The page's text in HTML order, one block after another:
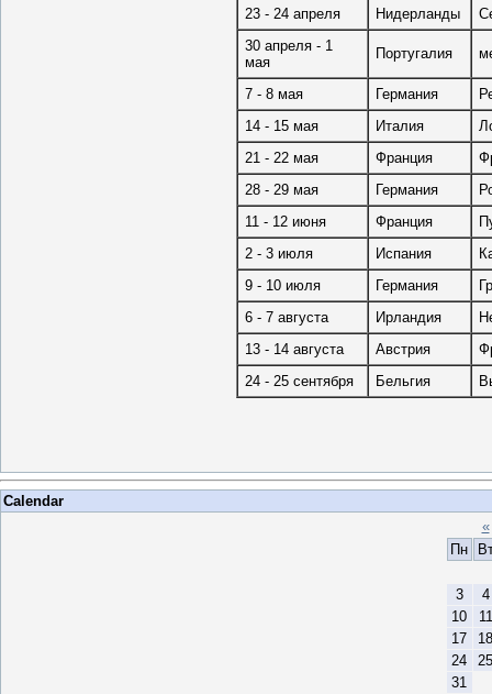
23 - 24 апреля
Нидерланды
30 апреля - 1
мая
Португалия
7 - 8 мая Германия
14 - 15 мая
Италия
21 - 22 мая
Франция
28 - 29 мая
Германия
11 - 12 июня
Франция
2 - 3 июля
Испания
9 - 10 июля
Германия
6 - 7 августа
Ирландия
13 - 14 августа
Австрия
24 - 25 сентября
Бельгия
Calendar
«
Пн
3
4
10
11
17
18
24
25
31